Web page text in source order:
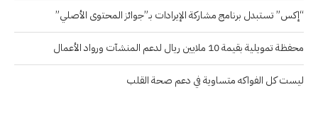
“إكس” تستبدل برنامج مشاركة الإيرادات بـ”جوائز المحتوى الأصلي”
محفظة تمويلية بقيمة 10 ملايين ريال لدعم المنشآت ورواد الأعمال
ليست كل الفواكه متساوية في دعم صحة القلب